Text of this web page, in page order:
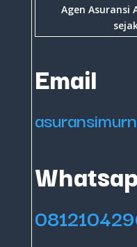
Agen Asuransi
Email